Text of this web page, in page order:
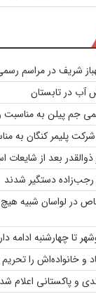
شریف در مراسم
آب در تابستان
جم پیلن به مناسبت
پلیمر کنگان به
بعد از شایعات
در لواسان شبیه
تا چهارشنبه ادامه
و خانواده‌اش را تحریم
و پاکستانی اعلام شد